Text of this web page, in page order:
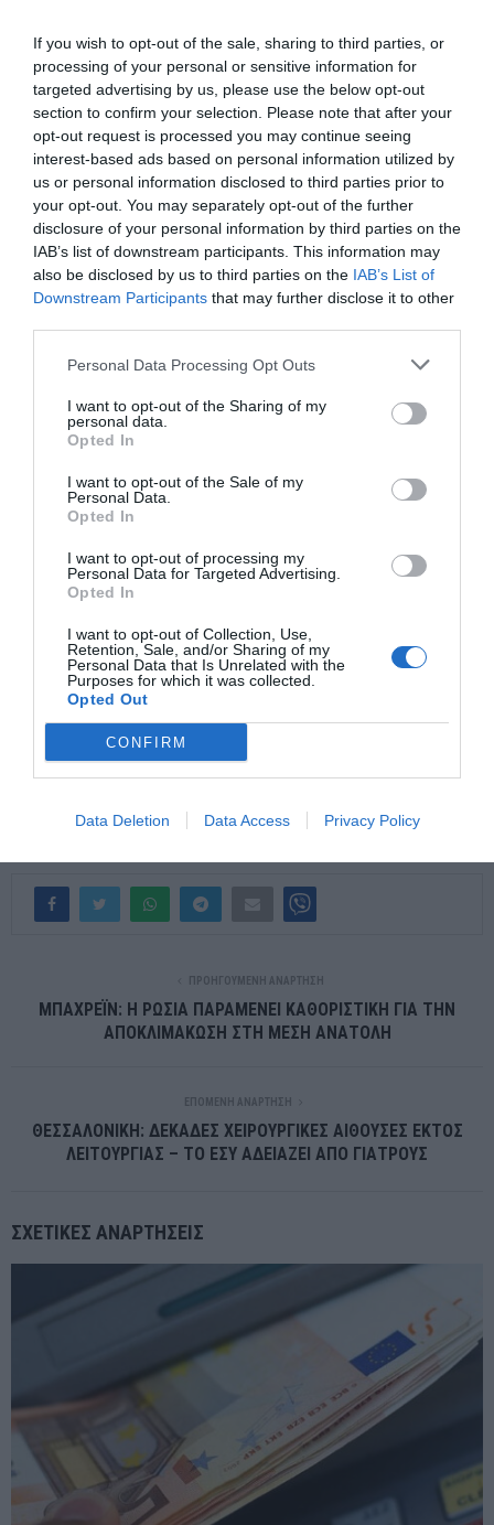
If you wish to opt-out of the sale, sharing to third parties, or
processing of your personal or sensitive information for
targeted advertising by us, please use the below opt-out
section to confirm your selection. Please note that after your
opt-out request is processed you may continue seeing
interest-based ads based on personal information utilized by
us or personal information disclosed to third parties prior to
your opt-out. You may separately opt-out of the further
disclosure of your personal information by third parties on the
IAB’s list of downstream participants. This information may
also be disclosed by us to third parties on the IAB’s List of
Downstream Participants that may further disclose it to other
Personal Data Processing Opt Outs
I want to opt-out of the Sharing of my
personal data.
Opted In
I want to opt-out of the Sale of my
Personal Data.
Opted In
I want to opt-out of processing my
Personal Data for Targeted Advertising.
Opted In
I want to opt-out of Collection, Use,
Retention, Sale, and/or Sharing of my
Personal Data that Is Unrelated with the
Purposes for which it was collected.
Opted Out
CONFIRM
Data Deletion Data Access Privacy Policy
COULD DELAY SOLAR EXPANSION AND RAISE
COSTS AMID SECURITY CONCERNS AND
SUPPLY CHALLENGES.#BRUSSELSMORNING
#ENERGYSECURITY#SOLAREUROPE
#SUPPLYCHAIN#EUTECH
READ MORE:HTTPS://T.CO/OYHFODGPJK
PIC.TWITTER.COM/NT5IQI0GPH
— BRUSSELS MORNING NEWSPAPER
(@BRUSSELSMORNING)
Υ.Γ….Η Ευρώπη ανακάλυψε ότι η πράσινη
μετάβαση δεν είναι μόνο ζήτημα κλίματος
αλλά και ζήτημα γεωπολιτικής.
και την ασφαλέστερη.
Το ερώτημα είναι αν μπορεί να κερδίσει και τα δύο στοιχήματα
ταυτόχρονα ή αν η ενεργειακή ανεξαρτησία θα έχει τελικά
υψηλότερο κόστος από αυτό που υπολόγιζε γιατί δεν κρίνεται
μόνο από το τι εγκαταλείπεις, αλλά και από το από ποιον
εξαρτάσαι για το επόμενο βήμα.
διεύθυνση.
ΠΡΟΗΓΟΎΜΕΝΗ ΑΝΆΡΤΗΣΗ
ΜΠΑΧΡΕΪΝ: Η ΡΩΣΙΑ ΠΑΡΑΜΕΝΕΙ ΚΑΘΟΡΙΣΤΙΚΗ ΓΙΑ ΤΗΝ
ΑΠΟΚΛΙΜΑΚΩΣΗ ΣΤΗ ΜΕΣΗ ΑΝΑΤΟΛΗ
ΕΠΌΜΕΝΗ ΑΝΆΡΤΗΣΗ
ΘΕΣΣΑΛΟΝΙΚΗ: ΔΕΚΑΔΕΣ ΧΕΙΡΟΥΡΓΙΚΕΣ ΑΙΘΟΥΣΕΣ ΕΚΤΟΣ
ΛΕΙΤΟΥΡΓΙΑΣ – ΤΟ ΕΣΥ ΑΔΕΙΑΖΕΙ ΑΠΟ ΓΙΑΤΡΟΥΣ
ΣΧΕΤΙΚΈΣ ΑΝΑΡΤΉΣΕΙΣ